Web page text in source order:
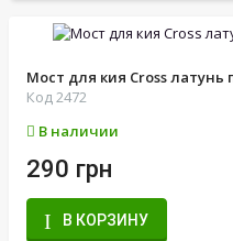
Мост для кия Cross
Код 2472
В наличии
290 грн
В КОРЗИНУ